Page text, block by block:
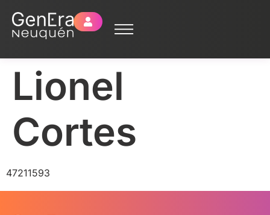
Lionel
Cortes
47211593